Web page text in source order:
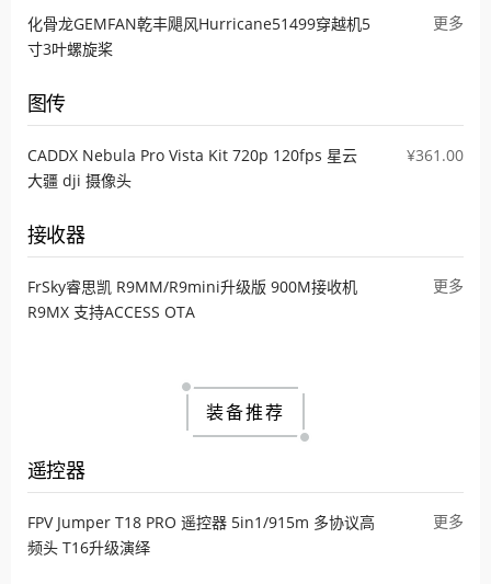
化骨龙GEMFAN乾丰飓风Hurricane51499穿越机5
寸3叶螺旋桨
更多
图传
CADDX Nebula Pro Vista Kit 720p 120fps 星云
大疆 dji 摄像头
¥361.00
接收器
FrSky睿思凯 R9MM/R9mini升级版 900M接收机
R9MX 支持ACCESS OTA
更多
装备推荐
遥控器
FPV Jumper T18 PRO 遥控器 5in1/915m 多协议高
频头 T16升级演绎
更多